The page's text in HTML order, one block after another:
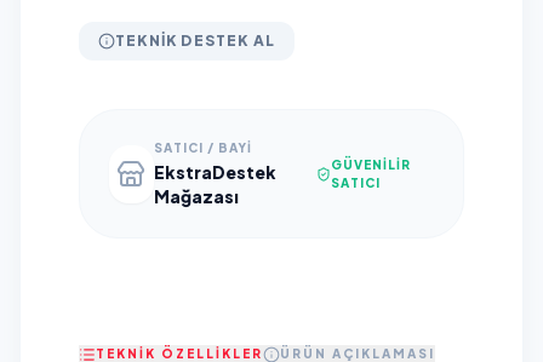
TEKNIK DESTEK AL
SATICI / BAYI
EkstraDestek
Mağazası
GÜVENILIR
SATICI
TEKNİK ÖZELLİKLER ÜRÜN AÇIKLAMASI